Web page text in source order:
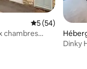
Évaluation
5 (54)
chambres
Dinky